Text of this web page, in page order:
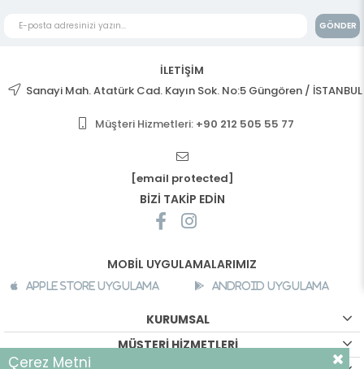
GÖNDER
İLETİŞİM
Sanayi Mah. Atatürk Cad. Kayın Sok. No:5 Güngören / İSTANBUL
Müşteri Hizmetleri: +90 212 505 55 77
[email protected]
BİZİ TAKİP EDİN
MOBİL UYGULAMALARIMIZ
Apple Store Uygulama Android Uygulama
KURUMSAL
MÜŞTERİ HİZMETLERİ
Çerez Metni